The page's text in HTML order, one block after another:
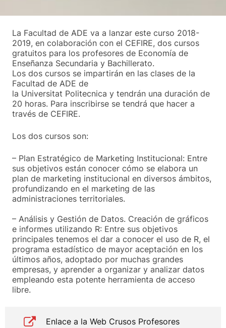
La Facultad de ADE va a lanzar este curso 2018-
2019, en colaboración con el CEFIRE, dos cursos
gratuitos para los profesores de Economía de
Enseñanza Secundaria y Bachillerato.
Los dos cursos se impartirán en las clases de la
Facultad de ADE de
la Universitat Politecnica y tendrán una duración de
20 horas. Para inscribirse se tendrá que hacer a
través de CEFIRE.
Los dos cursos son:
– Plan Estratégico de Marketing Institucional: Entre
sus objetivos están conocer cómo se elabora un
plan de marketing institucional en diversos ámbitos,
profundizando en el marketing de las
administraciones territoriales.
– Análisis y Gestión de Datos. Creación de gráficos
e informes utilizando R: Entre sus objetivos
principales tenemos el dar a conocer el uso de R, el
programa estadístico de mayor aceptación en los
últimos años, adoptado por muchas grandes
empresas, y aprender a organizar y analizar datos
empleando esta potente herramienta de acceso
libre.
Enlace a la Web Crusos Profesores